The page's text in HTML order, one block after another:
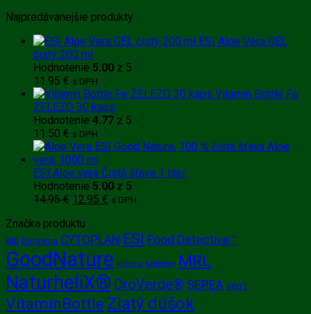
Najpredávanejšie produkty
ESI Aloe Vera GÉL
čistý 200 ml
Hodnotenie 5.00 z 5
11.95 € s DPH
Vitamin Bottle Fe
ŽELEZO 30 kaps
Hodnotenie 4.77 z 5
11.50 € s DPH
ESI Aloe vera Čistá šťava 1 liter
Hodnotenie 5.00 z 5
14.95€ Pôvodná
bola:
14.95 €.
12.95 € Aktuálna
12.95 €.
s DPH
Značka produktu
aju Biogema CYTOPLAN ESI Food Detective™
GoodNature klobana klobanky MRL
NaturheliX® OroVerde® SEPEA veg1
VitaminBottle Zlatý dúšok